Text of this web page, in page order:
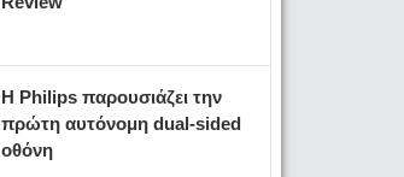
Η Philips παρουσιάζει την
πρώτη αυτόνομη dual-sided
οθόνη